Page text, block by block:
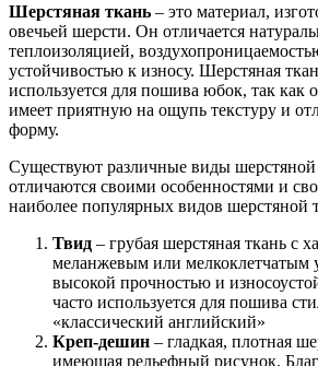
Шерстяная ткань – это материал,
овечьей шерсти. Он отличается
теплоизоляцией,
устойчивостью к износу. Шерстяная
используется для пошива юбок, так как
имеет приятную на ощупь текстуру и
форму.
Существуют различные виды шерстяной
отличаются своими особенностями и
наиболее популярных видов шерстяной
Твид – грубая шерстяная ткань с
меланжевым или мелкоклетчатым
высокой прочностью и
часто используется для пошива
«классический английский»
Креп-дешин – гладкая, плотная
имеющая рельефный рисунок.